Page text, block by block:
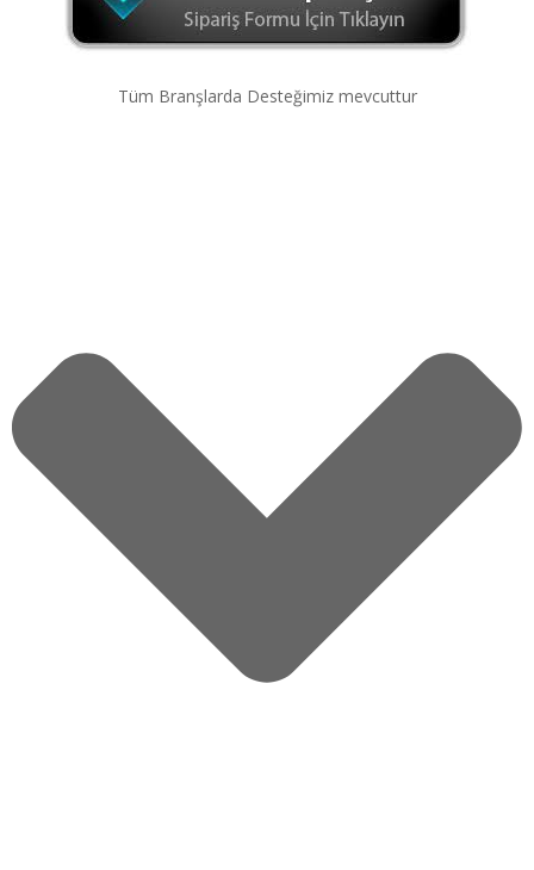
Tüm Branşlarda Desteğimiz mevcuttur